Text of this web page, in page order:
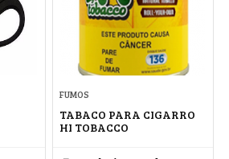
FUMOS
TABACO PARA CIGARRO
HI TOBACCO